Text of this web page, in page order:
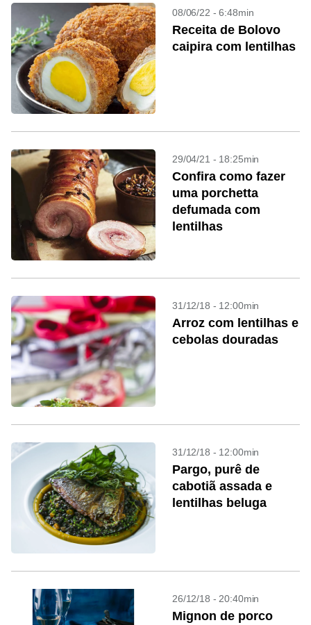
08/06/22 - 6:48min
Receita de Bolovo
caipira com lentilhas
29/04/21 - 18:25min
Confira como fazer
uma porchetta
defumada com
lentilhas
31/12/18 - 12:00min
Arroz com lentilhas e
cebolas douradas
31/12/18 - 12:00min
Pargo, purê de
cabotiã assada e
lentilhas beluga
26/12/18 - 20:40min
Mignon de porco